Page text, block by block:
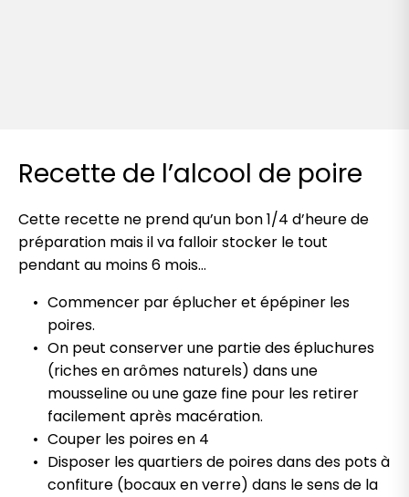
Recette de l’alcool de poire
Cette recette ne prend qu’un bon 1/4 d’heure de
préparation mais il va falloir stocker le tout
pendant au moins 6 mois…
Commencer par éplucher et épépiner les
poires.
On peut conserver une partie des épluchures
(riches en arômes naturels) dans une
mousseline ou une gaze fine pour les retirer
facilement après macération.
Couper les poires en 4
Disposer les quartiers de poires dans des pots à
confiture (bocaux en verre) dans le sens de la